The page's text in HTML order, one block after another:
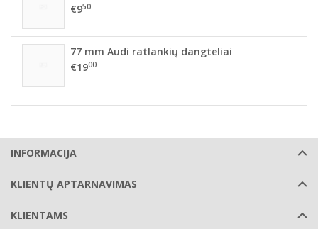
€950
77 mm Audi ratlankių dangteliai
€1900
INFORMACIJA
KLIENTŲ APTARNAVIMAS
KLIENTAMS